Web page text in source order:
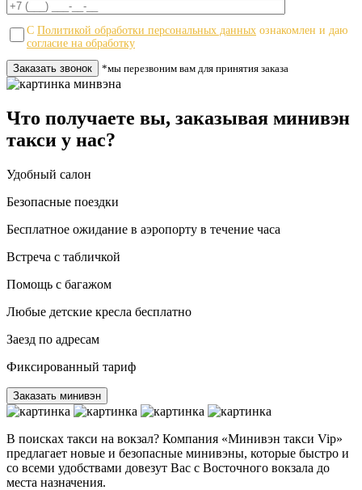
С Политикой обработки персональных данных ознакомлен и даю
согласие на обработку
*мы перезвоним вам для принятия заказа
Что получаете вы, заказывая минивэн
такси у нас?
Удобный салон
Безопасные поездки
Бесплатное ожидание в аэропорту в течение часа
Встреча с табличкой
Помощь с багажом
Любые детские кресла бесплатно
Заезд по адресам
Фиксированный тариф
Заказать минивэн
В поисках такси на вокзал? Компания «Минивэн такси Vip»
предлагает новые и безопасные минивэны, которые быстро и
со всеми удобствами довезут Вас с Восточного вокзала до
места назначения.